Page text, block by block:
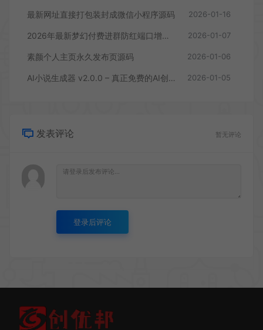
最新网址直接打包装封成微信小程序源码 2026-01-16
2026年最新梦幻付费进群防红端口增加过白功能 2026-01-07
素颜个人主页永久发布页源码 2026-01-06
AI小说生成器 v2.0.0 – 真正免费的AI创作工具 2026-01-05
发表评论 暂无评论
登录后评论